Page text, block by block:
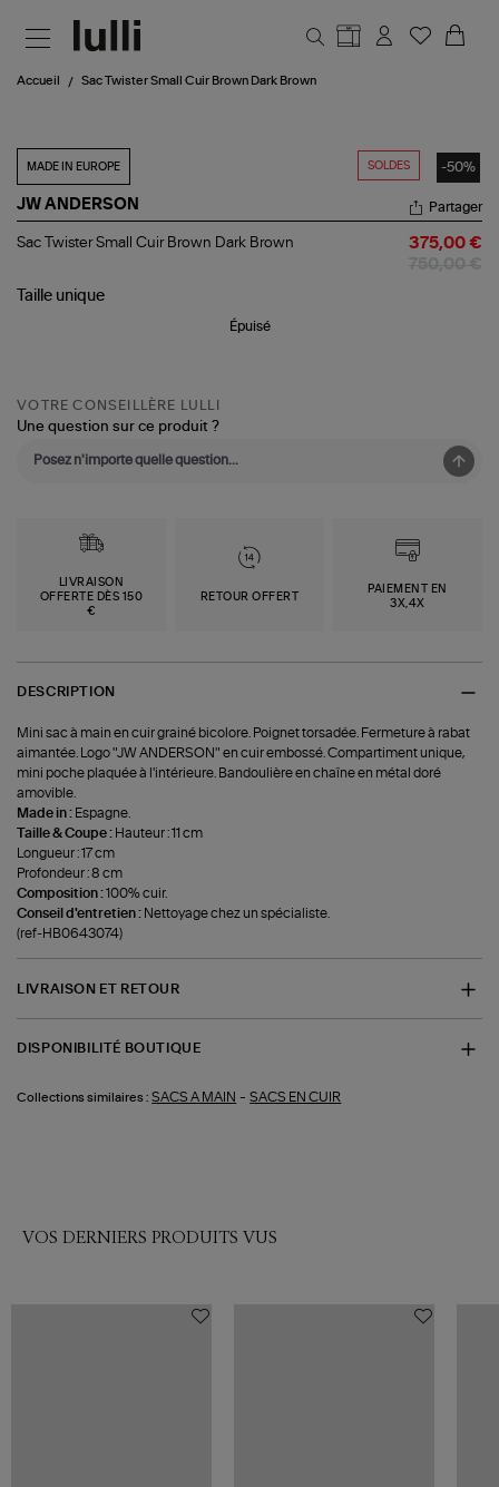
Accueil Sac Twister Small Cuir Brown Dark Brown
SOLDES -50%
MADE IN EUROPE
JW ANDERSON
Sac
Cuir
Partager
Sac Twister Small Cuir Brown Dark Brown 375,00 €
Taille unique
Épuisé
VOTRE CONSEILLÈRE LULLI
Une question sur ce produit ?
LIVRAISON
OFFERTE DÈS 150
€
RETOUR OFFERT
PAIEMENT EN
3X,4X
DESCRIPTION
Mini sac à main en cuir grainé bicolore. Poignet torsadée. Fermeture à rabat
aimantée. Logo "JW ANDERSON" en cuir embossé. Compartiment unique,
mini poche plaquée à l'intérieure. Bandoulière en chaîne en métal doré
amovible.
Made in : Espagne.
Taille & Coupe : Hauteur : 11 cm
Longueur : 17 cm
Profondeur : 8 cm
Composition :100% cuir.
Conseil d'entretien : Nettoyage chez un spécialiste.
(ref-HB0643074)
LIVRAISON ET RETOUR
DISPONIBILITÉ BOUTIQUE
Collections similaires : SACS A MAIN -SACS EN CUIR
VOS DERNIERS PRODUITS VUS